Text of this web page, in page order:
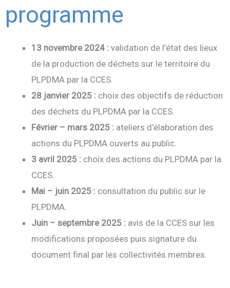
programme
13 novembre 2024 : validation de l’état des lieux
de la production de déchets sur le territoire du
PLPDMA par la CCES.
28 janvier 2025 : choix des objectifs de réduction
des déchets du PLPDMA par la CCES.
Février – mars 2025 : ateliers d’élaboration des
actions du PLPDMA ouverts au public.
3 avril 2025 : choix des actions du PLPDMA par la
CCES.
Mai – juin 2025 : consultation du public sur le
PLPDMA.
Juin – septembre 2025 : avis de la CCES sur les
modifications proposées puis signature du
document final par les collectivités membres.